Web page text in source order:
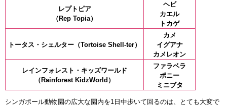
レプトピア
（Rep Topia）
ヘビ
カエル
トカゲ
トータス・シェルター（Tortoise Shell-ter）
カメ
イグアナ
カメレオン
レインフォレスト・キッズワールド
（Rainforest KidzWorld）
ファラベラ
ポニー
ミニブタ
シンガポール動物園の広大な園内を1日中歩いて回るのは、とても大変で